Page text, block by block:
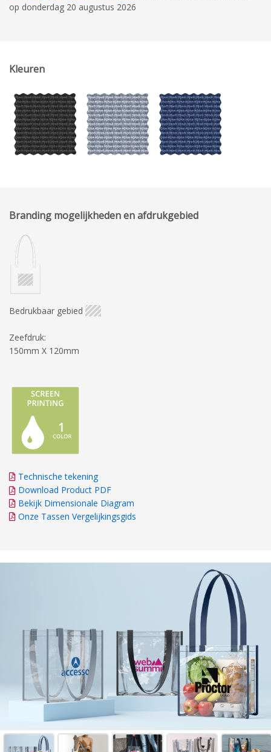
op donderdag 20 augustus 2026
Kleuren
Branding mogelijkheden en afdrukgebied
Bedrukbaar gebied
Zeefdruk:
150mm X 120mm
Technische tekening
Download Product PDF
Bekijk Dimensionale Diagram
Onze Tassen Vergelijkingsgids